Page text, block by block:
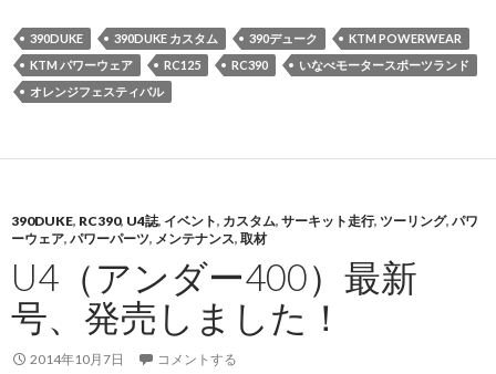
390DUKE 390DUKE カスタム 390デューク
KTM POWERWEAR
KTM パワーウェア
RC125 RC390
いなべモータースポーツランド
オレンジフェスティバル
390DUKE, RC390, U4誌, イベント, カスタム, サーキット走行, ツーリング, パワ
ーウェア, パワーパーツ, メンテナンス, 取材
U4（アンダー400）最新
号、発売しました！
2014年10月7日 コメントする